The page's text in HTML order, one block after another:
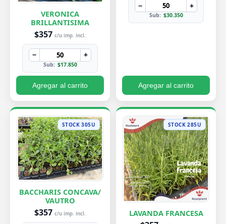
VERONICA
BRILLANTISIMA
$357 c/u imp. incl.
− +
Sub: $17.850
Agregar al carrito
− +
Sub: $30.350
Agregar al carrito
STOCK 305U
BACCHARIS CONCAVA/
VAUTRO
$357 c/u imp. incl.
STOCK 285U
LAVANDA FRANCESA